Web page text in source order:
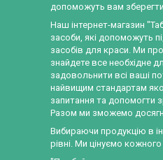
допоможуть вам
Наш інтернет-магазин
засоби, які допоможуть
засобів для краси. Ми
знайдете все необхідне
задовольнити всі ваші
найвищим стандартам
запитання та допомогти
Разом ми зможемо
Вибираючи продукцію в
рівні. Ми цінуємо